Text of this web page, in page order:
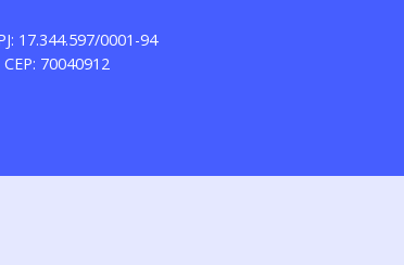
17.344.597/0001-94
70040912